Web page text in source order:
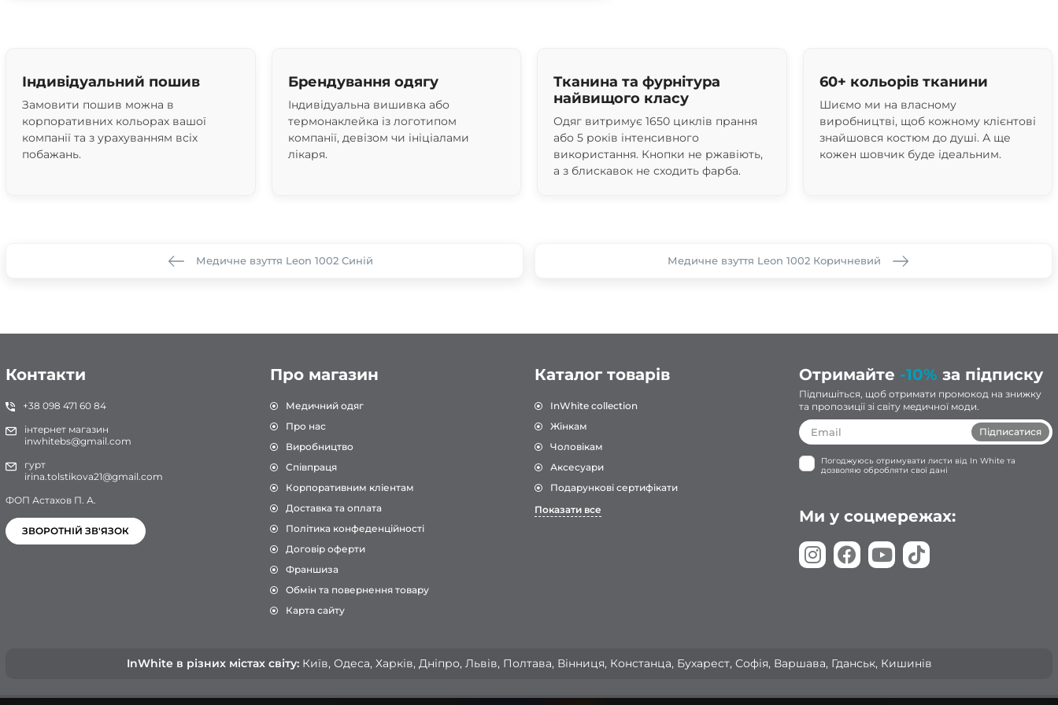
Індивідуальний пошив
Замовити пошив можна в
корпоративних кольорах вашої
компанії та з урахуванням всіх
побажань.
Брендування одягу
Індивідуальна вишивка або
термонаклейка із логотипом
компанії, девізом чи ініціалами
лікаря.
Тканина та фурнітура
найвищого класу
Одяг витримує 1650 циклів прання
або 5 років інтенсивного
використання. Кнопки не ржавіють,
а з блискавок не сходить фарба.
60+ кольорів тканини
Шиємо ми на власному
виробництві, щоб кожному клієнтові
знайшовся костюм до душі. А ще
кожен шовчик буде ідеальним.
Медичне взуття Leon 1002 Синій Медичне взуття Leon 1002 Коричневий
Контакти
+38 098 471 60 84
інтернет магазин
inwhitebs@gmail.com
гурт
irina.tolstikova21@gmail.com
ФОП Астахов П. А.
ЗВОРОТНІЙ ЗВ'ЯЗОК
Про магазин
Медичний одяг
Про нас
Виробництво
Співпраця
Корпоративним кліентам
Доставка та оплата
Політика конфеденційності
Договір оферти
Франшиза
Обмін та повернення товару
Карта сайту
Каталог товарів
InWhite collection
Жінкам
Чоловікам
Аксесуари
Подарункові сертифікати
Показати все
Отримайте -10% за підписку
Підпишіться, щоб отримати промокод на знижку
та пропозиції зі світу медичної моди.
Підписатися
Погоджуюсь отримувати листи від In White та
дозволяю обробляти свої дані
Ми у соцмережах:
InWhite в різних містах світу:Київ, Одеса, Харків, Дніпро, Львів, Полтава, Вінниця, Констанца, Бухарест, Софія, Варшава, Гданськ, Кишинів